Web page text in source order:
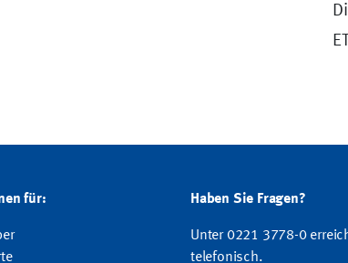
für: Haben Sie Fragen?
Unter 0221 3778-0
telefonisch.